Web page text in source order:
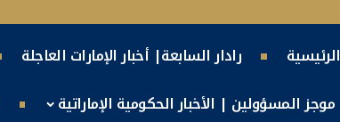
الرئيسية رادار السابعة| أخبار الإمارات العاجلة
موجز المسؤولين | الأخبار الحكومية الإماراتية